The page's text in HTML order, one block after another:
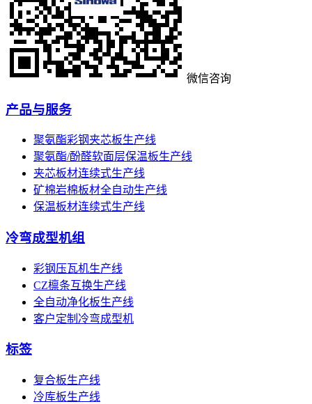
微信咨询
产品与服务
聚氨酯彩钢夹芯板生产线
聚氨酯/酚醛软面层保温板生产线
夹芯板材连续式生产线
矿棉岩棉板材全自动生产线
保温板材连续式生产线
冷弯成型机组
彩钢压瓦机生产线
CZ檩条互换生产线
全自动净化板生产线
客户定制冷弯成型机
标签
复合板生产线
冷库板生产线